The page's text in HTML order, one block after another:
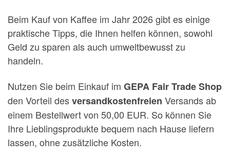
Beim Kauf von Kaffee im Jahr 2026 gibt es einige
praktische Tipps, die Ihnen helfen können, sowohl
Geld zu sparen als auch umweltbewusst zu
handeln.
Nutzen Sie beim Einkauf im GEPA Fair Trade Shop
den Vorteil desversandkostenfreien Versands ab
einem Bestellwert von 50,00 EUR. So können Sie
Ihre Lieblingsprodukte bequem nach Hause liefern
lassen, ohne zusätzliche Kosten.